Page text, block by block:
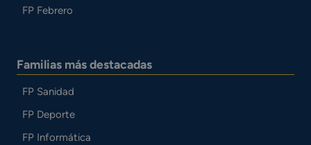
FP Febrero
Familias más destacadas
FP Sanidad
FP Deporte
FP Informática